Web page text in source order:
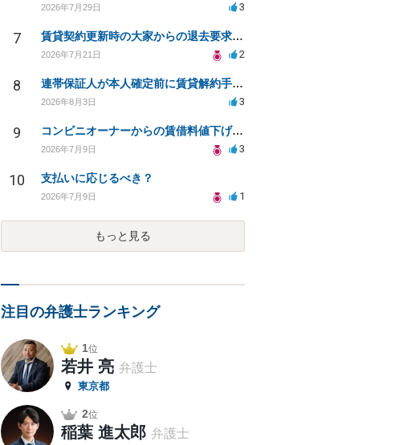
2026年7月29日 3
7 賃貸契約更新時の大家からの退去要求への法的対応方法は？
2026年7月21日 2
8 連帯保証人が本人確定前に賃貸解約手続きをすることに関して
2026年8月3日 3
9 コンビニオーナーからの賃借料値下げ要求への対応策はありますか
2026年7月9日 3
10 支払いに応じるべき？
2026年7月9日 1
もっと見る
注目の弁護士ランキング
1位
若井 亮 弁護士
東京都
2位
稲葉 進太郎 弁護士